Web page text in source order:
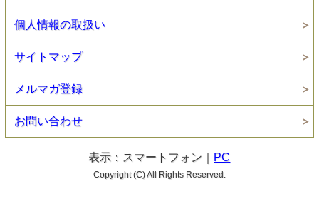
個人情報の取扱い
サイトマップ
メルマガ登録
お問い合わせ
表示：スマートフォン｜ PC
Copyright (C) All Rights Reserved.